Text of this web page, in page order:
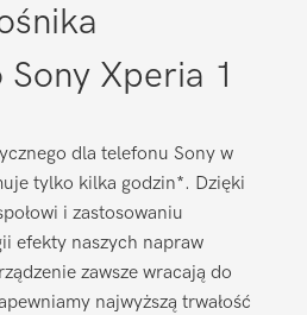
Sony Xperia 1
dla telefonu Sony w
tylko kilka godzin*. Dzięki
i zastosowaniu
efekty naszych napraw
zawsze wracają do
najwyższą trwałość